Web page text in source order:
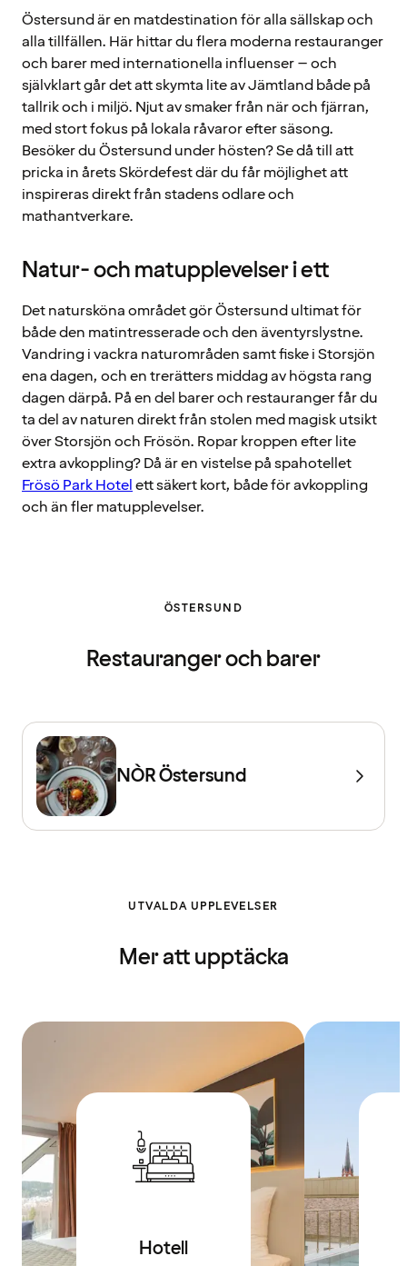
Östersund är en matdestination för alla sällskap och
alla tillfällen. Här hittar du flera moderna restauranger
och barer med internationella influenser – och
självklart går det att skymta lite av Jämtland både på
tallrik och i miljö. Njut av smaker från när och fjärran,
med stort fokus på lokala råvaror efter säsong.
Besöker du Östersund under hösten? Se då till att
pricka in årets Skördefest där du får möjlighet att
inspireras direkt från stadens odlare och
mathantverkare.
Natur- och matupplevelser i ett
Det natursköna området gör Östersund ultimat för
både den matintresserade och den äventyrslystne.
Vandring i vackra naturområden samt fiske i Storsjön
ena dagen, och en trerätters middag av högsta rang
dagen därpå. På en del barer och restauranger får du
ta del av naturen direkt från stolen med magisk utsikt
över Storsjön och Frösön. Ropar kroppen efter lite
extra avkoppling? Då är en vistelse på spahotellet
Frösö Park Hotelett säkert kort, både för avkoppling
och än fler matupplevelser.
ÖSTERSUND
Restauranger och barer
NÒR Östersund
UTVALDA UPPLEVELSER
Mer att upptäcka
Hotell